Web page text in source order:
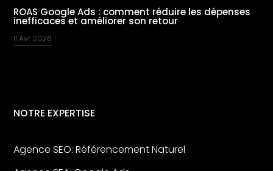
ROAS Google Ads : comment réduire les dépenses
inefficaces et améliorer son retour
11 Avr 2026
NOTRE EXPERTISE
Agence SEO: Référencement Naturel